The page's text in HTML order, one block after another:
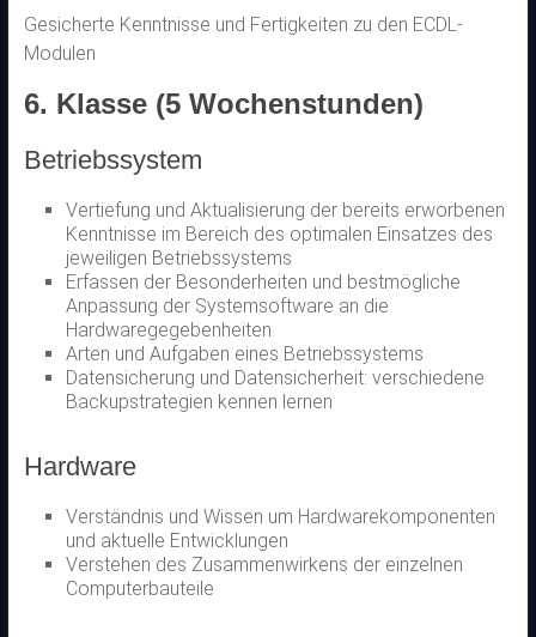
Gesicherte Kenntnisse und Fertigkeiten zu den ECDL-
Modulen
6. Klasse (5 Wochenstunden)
Betriebssystem
Vertiefung und Aktualisierung der bereits erworbenen
Kenntnisse im Bereich des optimalen Einsatzes des
jeweiligen Betriebssystems
Erfassen der Besonderheiten und bestmögliche
Anpassung der Systemsoftware an die
Hardwaregegebenheiten
Arten und Aufgaben eines Betriebssystems
Datensicherung und Datensicherheit: verschiedene
Backupstrategien kennen lernen
Hardware
Verständnis und Wissen um Hardwarekomponenten
und aktuelle Entwicklungen
Verstehen des Zusammenwirkens der einzelnen
Computerbauteile